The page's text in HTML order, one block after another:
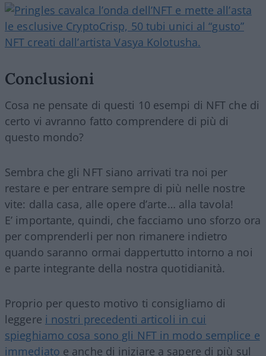
Conclusioni
Cosa ne pensate di questi 10 esempi di NFT che di
certo vi avranno fatto comprendere di più di
questo mondo?
Sembra che gli NFT siano arrivati tra noi per
restare e per entrare sempre di più nelle nostre
vite: dalla casa, alle opere d’arte… alla tavola!
E’ importante, quindi, che facciamo uno sforzo ora
per comprenderli per non rimanere indietro
quando saranno ormai dappertutto intorno a noi
e parte integrante della nostra quotidianità.
Proprio per questo motivo ti consigliamo di
leggere i nostri precedenti articoli in cui
spieghiamo cosa sono gli NFT in modo semplice e
immediato e anche di iniziare a sapere di più sul